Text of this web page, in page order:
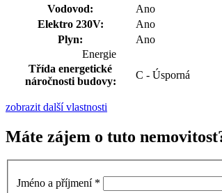
Vodovod:
Ano
Elektro 230V:
Ano
Plyn:
Ano
Energie
Třída energetické
náročnosti budovy:
C - Úsporná
zobrazit další vlastnosti
Máte zájem o tuto
Jméno a příjmení *